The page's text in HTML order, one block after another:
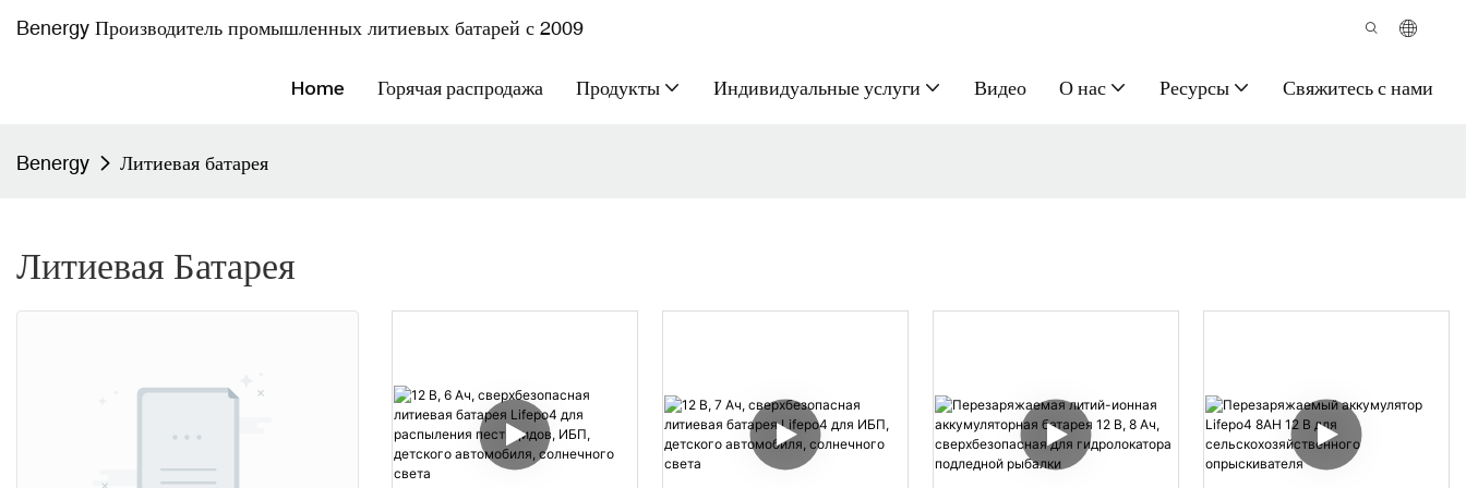
Benergy Производитель промышленных литиевых батарей с 2009
Home Горячая распродажа Продукты Индивидуальные услуги Видео О нас Ресурсы Свяжитесь с нами
Benergy Литиевая батарея
Литиевая Батарея